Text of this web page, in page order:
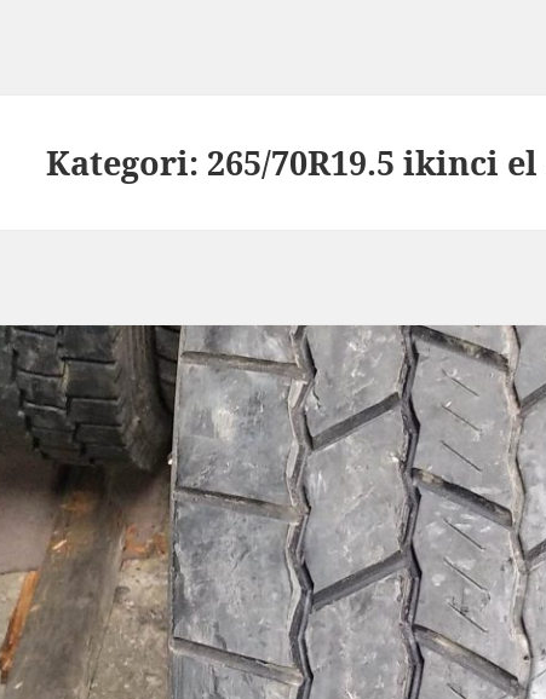
Kategori: 265/70R19.5 ikinci el